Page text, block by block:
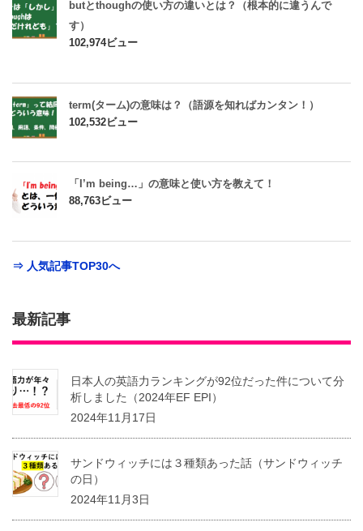
butとthoughの使い方の違いとは？（根本的に違うんで
す）
102,974ビュー
term(ターム)の意味は？（語源を知ればカンタン！）
102,532ビュー
「I’m being…」の意味と使い方を教えて！
88,763ビュー
⇒ 人気記事TOP30へ
最新記事
日本人の英語力ランキングが92位だった件について分
析しました（2024年EF EPI）
2024年11月17日
サンドウィッチには３種類あった話（サンドウィッチ
の日）
2024年11月3日